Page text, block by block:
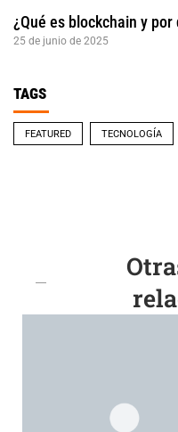
¿Qué es blockchain y
25 de junio de 2025
TAGS
FEATURED TECNOLOGÍA